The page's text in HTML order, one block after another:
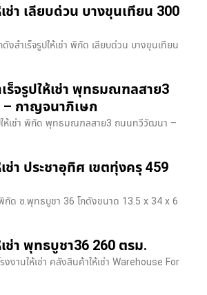
ช่า เลียบด่วน บางขุนเทียน 300
ดังสำเร็จรูปให้เช่า พิกัด เลียบด่วน​ บางขุนเทียน​
ร็จรูปให้เช่า พุทธมณฑลสาย3
กาญจนาภิเษก
ให้เช่า พิกัด พุทธมณฑลสาย3 ถนนทวีวัฒนา –
ช่า ประชาอุทิศ เขตทุ่งครุ 459
พิกัด ซ.พุทธบูชา 36 โกดังขนาด 13.5 x 34 x 6
ช่า พุทธบูชา36 260 ตรม.
งงานให้เช่า คลังสินค้าให้เช่า Warehouse For